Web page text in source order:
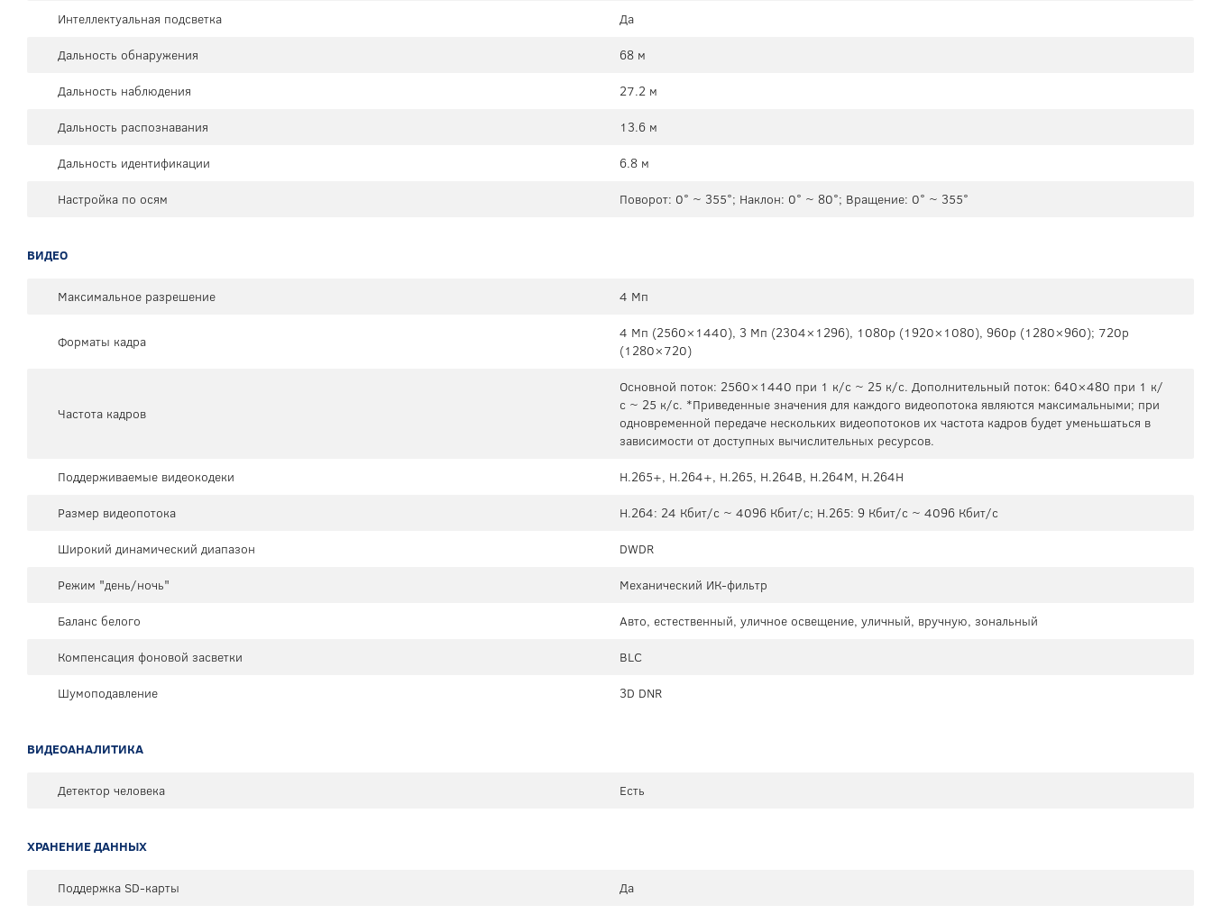
Интеллектуальная подсветка
Да
Дальность обнаружения
68 м
Дальность наблюдения
27.2 м
Дальность распознавания
13.6 м
Дальность идентификации
6.8 м
Настройка по осям
Поворот: 0° ~ 355°; Наклон: 0° ~ 80°; Вращение: 0° ~ 355°
ВИДЕО
Максимальное разрешение 4 Мп
Форматы кадра
4 Мп (2560×1440), 3 Mп (2304×1296), 1080p (1920×1080), 960p (1280×960); 720p
(1280×720)
Частота кадров
Основной поток: 2560×1440 при 1 к/с ~ 25 к/с. Дополнительный поток: 640×480 при 1 к/
с ~ 25 к/с. *Приведенные значения для каждого видеопотока являются максимальными; при
одновременной передаче нескольких видеопотоков их частота кадров будет уменьшаться в
зависимости от доступных вычислительных ресурсов.
Поддерживаемые видеокодеки
H.265+, H.264+, H.265, H.264B, H.264M, H.264H
Размер видеопотока
H.264: 24 Кбит/с ~ 4096 Кбит/с; H.265: 9 Кбит/с ~ 4096 Кбит/с
Широкий динамический диапазон
DWDR
Режим "день/ночь"
Механический ИК-фильтр
Баланс белого
Авто, естественный, уличное освещение, уличный, вручную, зональный
Компенсация фоновой засветки
BLC
Шумоподавление
3D DNR
ВИДЕОАНАЛИТИКА
Детектор человека Есть
ХРАНЕНИЕ ДАННЫХ
Поддержка SD-карты
Да